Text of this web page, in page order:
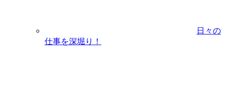
日々の
仕事を深堀り！